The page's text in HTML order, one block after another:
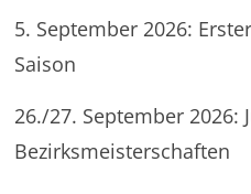
5. September 2026:
Saison
26./27. September 2026:
Bezirksmeisterschaften